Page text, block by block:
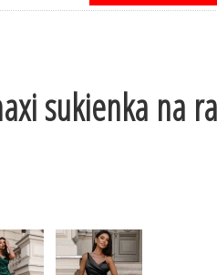
sukienka na